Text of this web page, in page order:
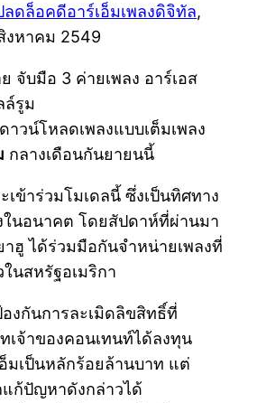
ดล็อคดีอาร์เอ็มเพลงดิจิทัล,
งหาคม 2549
จับมือ 3 ค่ายเพลง อาร์เอส
ล์รูม
าวน์โหลดเพลงแบบเต็มเพลง
กลางเดือนกันยายนนี้
เข้าร่วมโมเดลนี้ ซึ่งเป็นทิศทาง
ในอนาคต โดยสัปดาห์ที่ผ่านมา
ฮู ได้ร่วมมือกันจำหน่ายเพลงที่
นสหรัฐอเมริกา
งกันการละเมิดลิขสิทธิ์ที่
เจ้าของคอนเทนท์ได้ลงทุน
มเป็นหลักร้อยล้านบาท แต่
แก้ปัญหาดังกล่าวได้